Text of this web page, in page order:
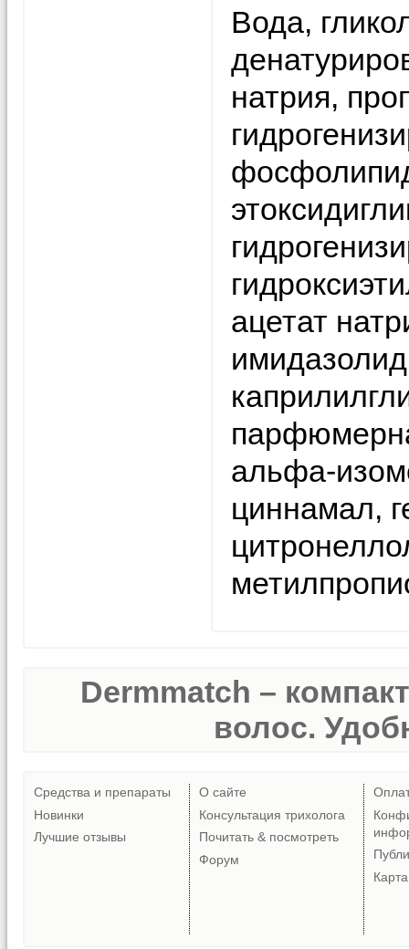
Вода,
натрия,
ацетат
альфа-
циннамал,
Dermmatch –
волос.
Средства и препараты
Новинки
Лучшие отзывы
О сайте
Консультация трихолога
Почитать & посмотреть
Форум